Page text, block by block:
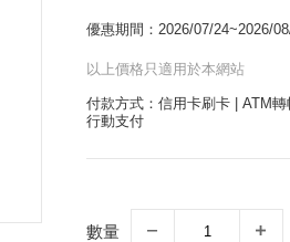
優惠期間：2026/07/24~2026/
以上價格只適用於本網站
付款方式：信用卡刷卡 | ATM
行動支付
數量